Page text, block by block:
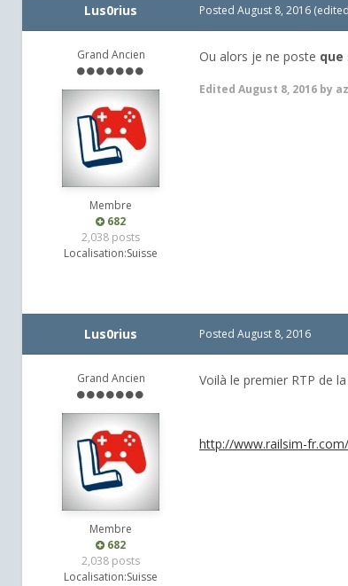
Lus0rius
Grand Ancien
Membre
682
2,038 posts
Localisation:Suisse
Posted August 8, 2016
Ou alors je ne poste que
Edited August 8, 2016 by
Lus0rius
Grand Ancien
Membre
682
2,038 posts
Localisation:Suisse
Posted August 8, 2016
Voilà le premier RTP de
http://www.railsim-